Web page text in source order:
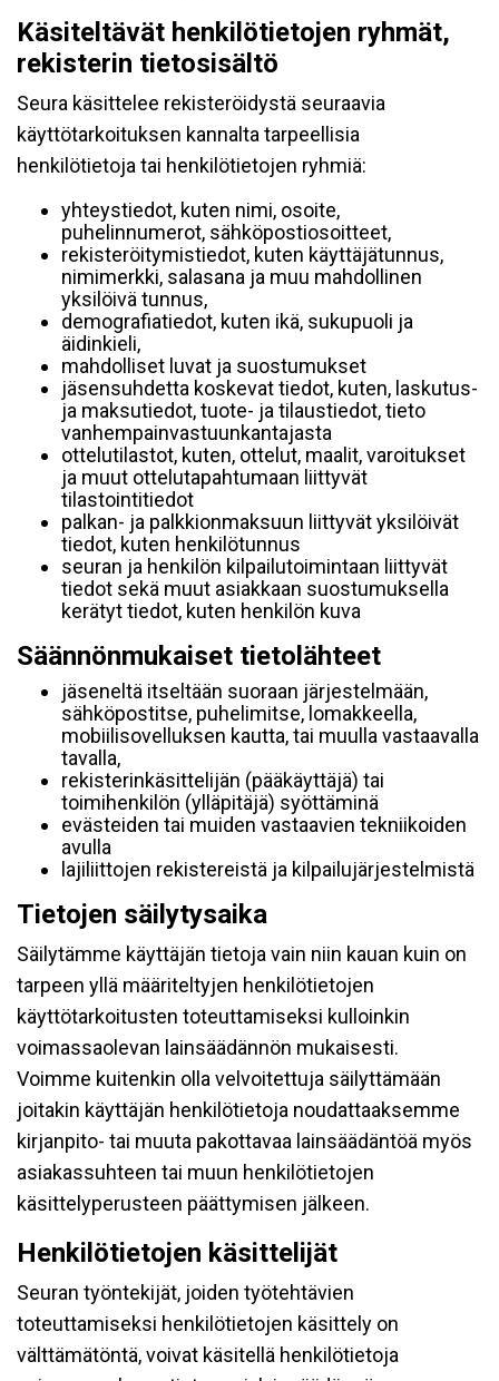
Käsiteltävät henkilötietojen ryhmät,
rekisterin tietosisältö
Seura käsittelee rekisteröidystä seuraavia
käyttötarkoituksen kannalta tarpeellisia
henkilötietoja tai henkilötietojen ryhmiä:
yhteystiedot, kuten nimi, osoite,
puhelinnumerot, sähköpostiosoitteet,
rekisteröitymistiedot, kuten käyttäjätunnus,
nimimerkki, salasana ja muu mahdollinen
yksilöivä tunnus,
demografiatiedot, kuten ikä, sukupuoli ja
äidinkieli,
mahdolliset luvat ja suostumukset
jäsensuhdetta koskevat tiedot, kuten, laskutus-
ja maksutiedot, tuote- ja tilaustiedot, tieto
vanhempainvastuunkantajasta
ottelutilastot, kuten, ottelut, maalit, varoitukset
ja muut ottelutapahtumaan liittyvät
tilastointitiedot
palkan- ja palkkionmaksuun liittyvät yksilöivät
tiedot, kuten henkilötunnus
seuran ja henkilön kilpailutoimintaan liittyvät
tiedot sekä muut asiakkaan suostumuksella
kerätyt tiedot, kuten henkilön kuva
Säännönmukaiset tietolähteet
jäseneltä itseltään suoraan järjestelmään,
sähköpostitse, puhelimitse, lomakkeella,
mobiilisovelluksen kautta, tai muulla vastaavalla
tavalla,
rekisterinkäsittelijän (pääkäyttäjä) tai
toimihenkilön (ylläpitäjä) syöttäminä
evästeiden tai muiden vastaavien tekniikoiden
avulla
lajiliittojen rekistereistä ja kilpailujärjestelmistä
Tietojen säilytysaika
Säilytämme käyttäjän tietoja vain niin kauan kuin on
tarpeen yllä määriteltyjen henkilötietojen
käyttötarkoitusten toteuttamiseksi kulloinkin
voimassaolevan lainsäädännön mukaisesti.
Voimme kuitenkin olla velvoitettuja säilyttämään
joitakin käyttäjän henkilötietoja noudattaaksemme
kirjanpito- tai muuta pakottavaa lainsäädäntöä myös
asiakassuhteen tai muun henkilötietojen
käsittelyperusteen päättymisen jälkeen.
Henkilötietojen käsittelijät
Seuran työntekijät, joiden työtehtävien
toteuttamiseksi henkilötietojen käsittely on
välttämätöntä, voivat käsitellä henkilötietoja